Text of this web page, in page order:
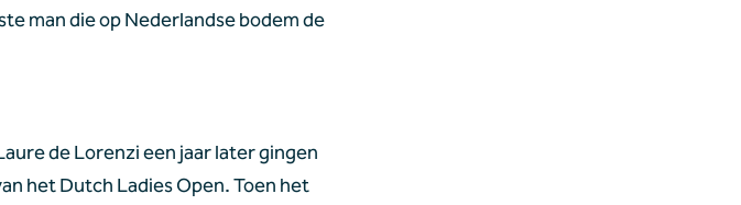
man die op Nederlandse bodem de
de Lorenzi een jaar later gingen
het Dutch Ladies Open. Toen het